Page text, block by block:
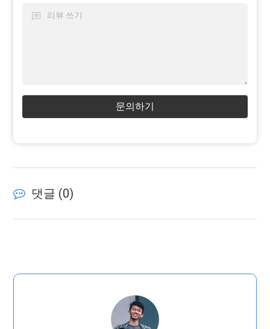
문의하기
댓글 (0)